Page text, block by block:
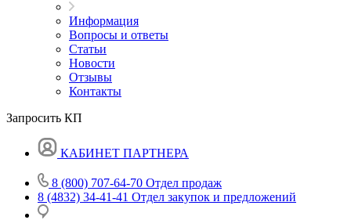
Информация
Вопросы и ответы
Статьи
Новости
Отзывы
Контакты
Запросить КП
КАБИНЕТ ПАРТНЕРА
8 (800) 707-64-70 Отдел продаж
8 (4832) 34-41-41 Отдел закупок и предложений